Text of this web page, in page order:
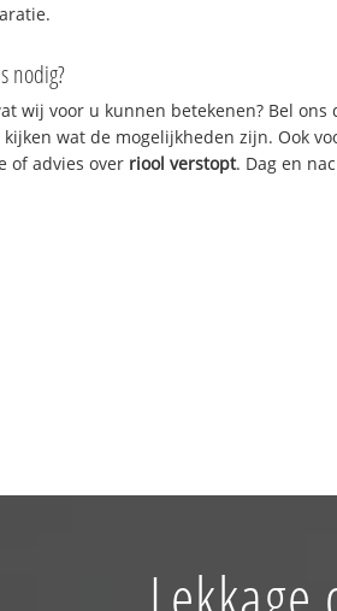
nodig?
wij voor u kunnen betekenen? Bel
kijken wat de mogelijkheden zijn. Ook
of advies over riool verstopt. Dag en